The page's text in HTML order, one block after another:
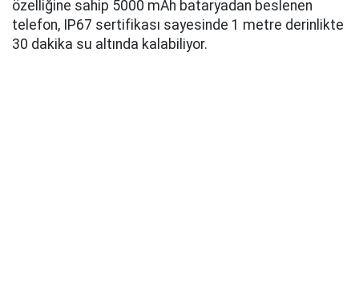
özelliğine sahip 5000 mAh bataryadan beslenen
telefon, IP67 sertifikası sayesinde 1 metre derinlikte
30 dakika su altında kalabiliyor.